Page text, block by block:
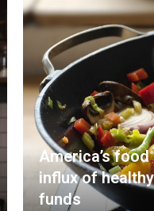
America’s
influx of
funds